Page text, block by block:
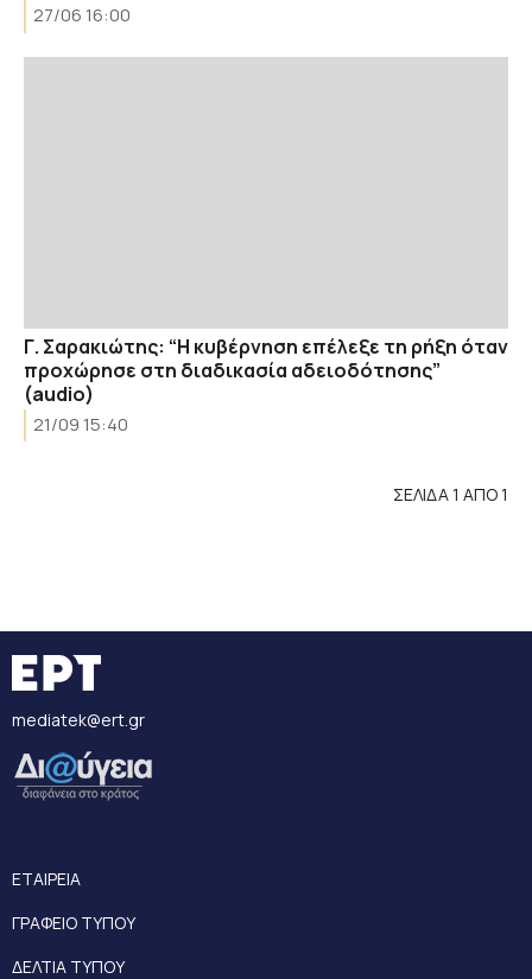
27/06 16:00
Γ. Σαρακιώτης: “Η κυβέρνηση επέλεξε τη ρήξη όταν
προχώρησε στη διαδικασία αδειοδότησης”
(audio)
21/09 15:40
ΣΕΛΙΔΑ 1 ΑΠΟ 1
mediatek@ert.gr
ΕΤΑΙΡΕΙΑ
ΓΡΑΦΕΙΟ ΤΥΠΟΥ
ΔΕΛΤΙΑ ΤΥΠΟΥ